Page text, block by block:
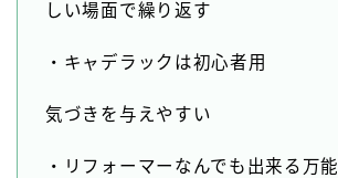
しい場面で繰り返す
・キャデラックは初心者用
気づきを与えやすい
・リフォーマーなんでも出来る万能